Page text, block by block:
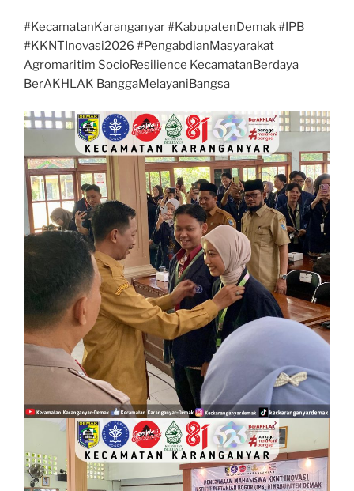
#KecamatanKaranganyar #KabupatenDemak #IPB
#KKNTInovasi2026 #PengabdianMasyarakat
Agromaritim SocioResilience KecamatanBerdaya
BerAKHLAK BanggaMelayaniBangsa